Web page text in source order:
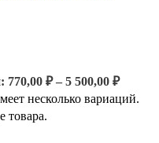
770,00 ₽ – 5 500,00 ₽
несколько вариаций.
товара.